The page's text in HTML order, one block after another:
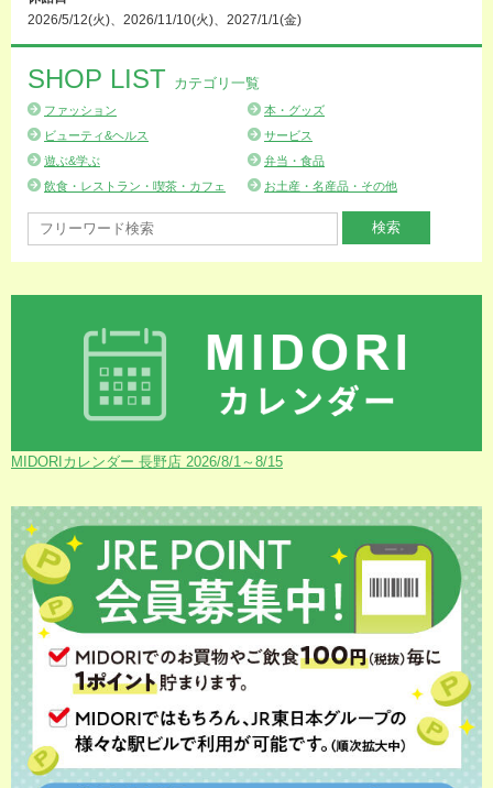
2026/5/12(火)、2026/11/10(火)、2027/1/1(金)
SHOP LIST カテゴリ一覧
ファッション
本・グッズ
ビューティ&ヘルス
サービス
遊ぶ&学ぶ
弁当・食品
飲食・レストラン・喫茶・カフェ
お土産・名産品・その他
MIDORIカレンダー 長野店 2026/8/1～8/15